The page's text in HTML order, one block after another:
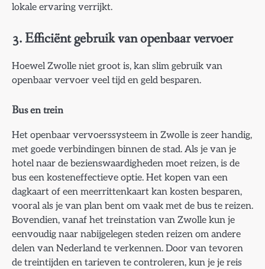
lokale ervaring verrijkt.
3.Efficiënt gebruik van openbaar vervoer
Hoewel Zwolle niet groot is, kan slim gebruik van
openbaar vervoer veel tijd en geld besparen.
Bus en trein
Het openbaar vervoerssysteem in Zwolle is zeer handig,
met goede verbindingen binnen de stad. Als je van je
hotel naar de bezienswaardigheden moet reizen, is de
bus een kosteneffectieve optie. Het kopen van een
dagkaart of een meerrittenkaart kan kosten besparen,
vooral als je van plan bent om vaak met de bus te reizen.
Bovendien, vanaf het treinstation van Zwolle kun je
eenvoudig naar nabijgelegen steden reizen om andere
delen van Nederland te verkennen. Door van tevoren
de treintijden en tarieven te controleren, kun je je reis